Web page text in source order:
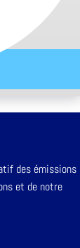
des émissions
et de notre